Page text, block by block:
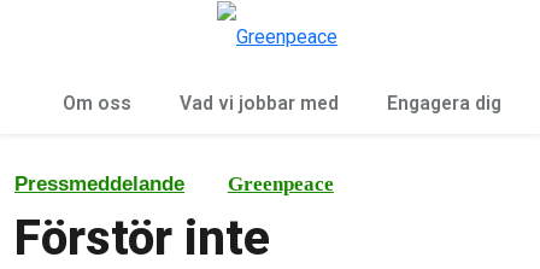
Om oss Vad vi jobbar med Engagera dig
Pressmeddelande Greenpeace
Förstör inte